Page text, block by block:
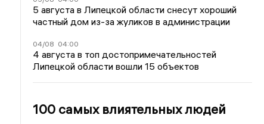
5 августа в Липецкой области снесут хороший
частный дом из-за жуликов в администрации
04/08 04:00
4 августа в топ достопримечательностей
Липецкой области вошли 15 объектов
100 самых влиятельных людей